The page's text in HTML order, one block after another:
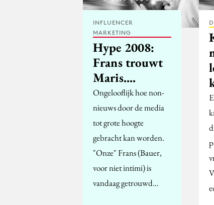
INFLUENCER
MARKETING
Hype 2008:
Frans trouwt
Maris....
Ongelooflijk hoe non-
nieuws door de media
tot grote hoogte
gebracht kan worden.
"Onze" Frans (Bauer,
voor niet intimi) is
vandaag getrouwd…